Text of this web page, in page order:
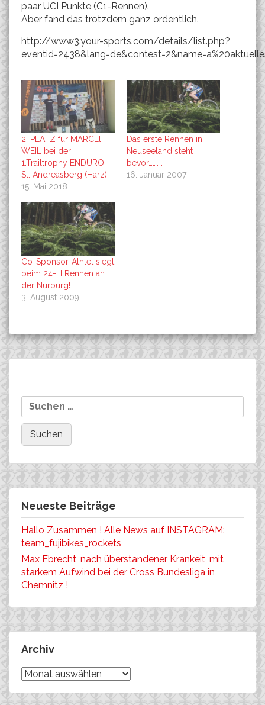
paar UCI Punkte (C1-Rennen).
Aber fand das trotzdem ganz ordentlich.
http://www3.your-sports.com/details/list.php?
2. PLATZ für MARCEl
WEIL bei der
1.Trailtrophy ENDURO
St. Andreasberg (Harz)
15. Mai 2018
Das erste Rennen in
Neuseeland steht
bevor………….
16. Januar 2007
Co-Sponsor-Athlet siegt
beim 24-H Rennen an
der Nürburg!
3. August 2009
Neueste Beiträge
Hallo Zusammen ! Alle News auf INSTAGRAM:
team_fujibikes_rockets
Max Ebrecht, nach überstandener Krankeit, mit
starkem Aufwind bei der Cross Bundesliga in
Chemnitz !
Archiv
Archiv